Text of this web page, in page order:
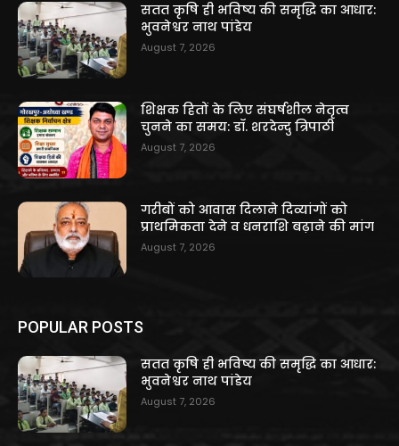
सतत कृषि ही भविष्य की समृद्धि का आधार:
भुवनेश्वर नाथ पांडेय
August 7, 2026
शिक्षक हितों के लिए संघर्षशील नेतृत्व
चुनने का समय: डॉ. शरदेन्दु त्रिपाठी
August 7, 2026
गरीबों को आवास दिलाने दिव्यांगों को
प्राथमिकता देने व धनराशि बढ़ाने की मांग
August 7, 2026
POPULAR POSTS
सतत कृषि ही भविष्य की समृद्धि का आधार:
भुवनेश्वर नाथ पांडेय
August 7, 2026